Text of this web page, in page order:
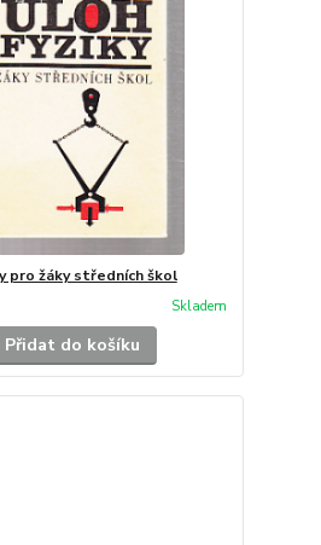
pro žáky středních škol
Skladem
Přidat do košíku